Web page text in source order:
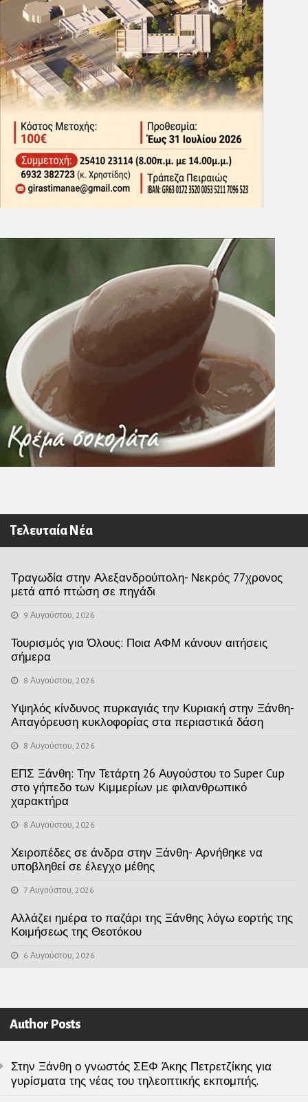
Τελευταία Νέα
Τραγωδία στην Αλεξανδρούπολη- Νεκρός 77χρονος
μετά από πτώση σε πηγάδι
9 Αυγούστου, 2026
Τουρισμός για Όλους: Ποια ΑΦΜ κάνουν αιτήσεις
σήμερα
8 Αυγούστου, 2026
Υψηλός κίνδυνος πυρκαγιάς την Κυριακή στην Ξάνθη-
Απαγόρευση κυκλοφορίας στα περιαστικά δάση
8 Αυγούστου, 2026
ΕΠΣ Ξάνθη: Την Τετάρτη 26 Αυγούστου το Super Cup
στο γήπεδο των Κιμμερίων με φιλανθρωπικό
χαρακτήρα
8 Αυγούστου, 2026
Χειροπέδες σε άνδρα στην Ξάνθη- Αρνήθηκε να
υποβληθεί σε έλεγχο μέθης
7 Αυγούστου, 2026
Αλλάζει ημέρα το παζάρι της Ξάνθης λόγω εορτής της
Κοιμήσεως της Θεοτόκου
6 Αυγούστου, 2026
Author Posts
Στην Ξάνθη ο γνωστός ΣΕΦ Άκης Πετρετζίκης για
γυρίσματα της νέας του τηλεοπτικής εκπομπής.